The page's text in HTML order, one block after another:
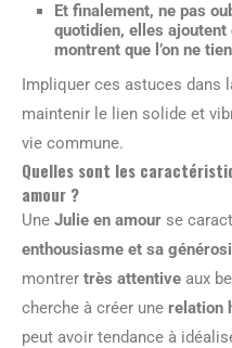
Et finalement, ne pas
quotidien, elles
montrent que l’on ne
Impliquer ces astuces dans
maintenir le lien solide et
vie commune.
Quelles sont les
amour ?
Une Julie en amour se
enthousiasme et sa
montrer très attentive aux
cherche à créer une relation
peut avoir tendance à